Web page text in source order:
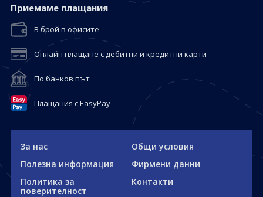
Приемaме плащания
В брой в офисите
Онлайн плащане с дебитни и кредитни карти
По банков път
Плащания с EasyPay
За нас
Общи условия
Полезна информация
Фирмени данни
Политика за
поверителност
Контакти